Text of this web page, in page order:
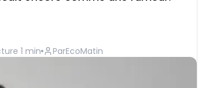
1 min ParEcoMatin